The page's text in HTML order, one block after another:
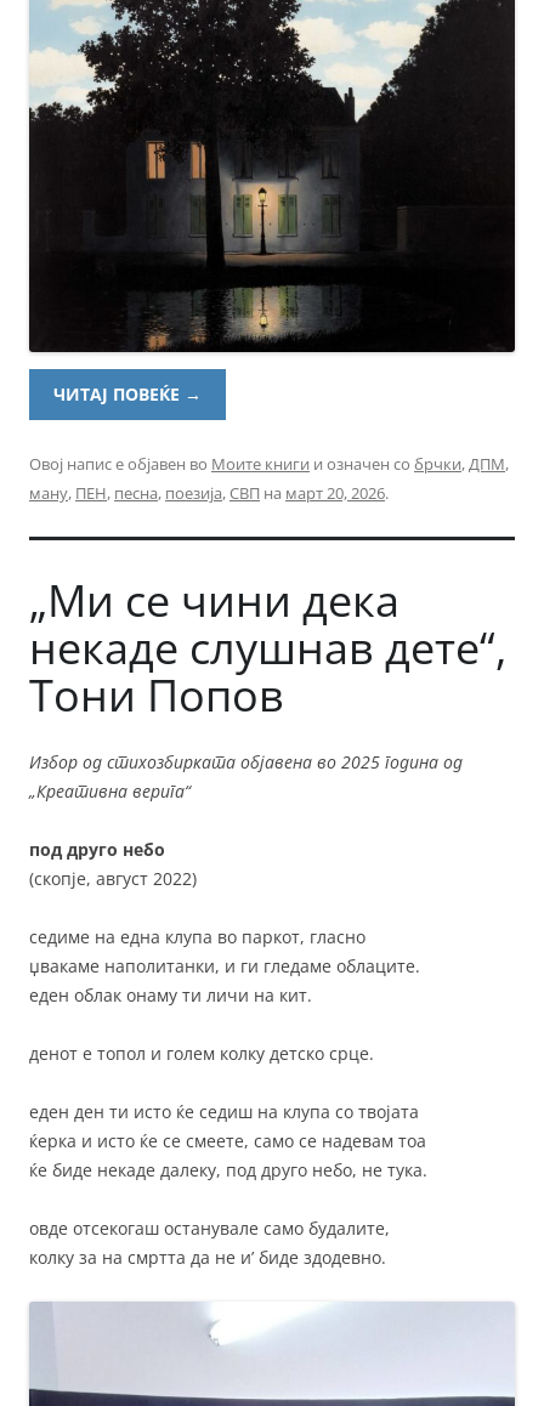
ЧИТАЈ ПОВЕЌЕ →
Овој напис е објавен во Моите книги и означен со брчки,ДПМ,
ману, ПЕН, песна, поезија,СВП на март 20, 2026.
„Ми се чини дека
некаде слушнав дете“,
Тони Попов
Избор од стихозбирката објавена во 2025 година од
„Креативна верига“
под друго небо
(скопје, август 2022)
седиме на една клупа во паркот, гласно
џвакаме наполитанки, и ги гледаме облаците.
еден облак онаму ти личи на кит.
денот е топол и голем колку детско срце.
еден ден ти исто ќе седиш на клупа со твојата
ќерка и исто ќе се смеете, само се надевам тоа
ќе биде некаде далеку, под друго небо, не тука.
овде отсекогаш останувале само будалите,
колку за на смртта да не и’ биде здодевно.